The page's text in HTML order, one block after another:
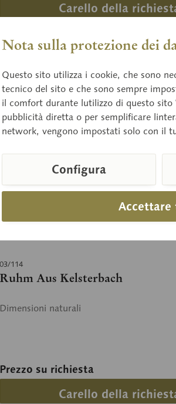
Carello della
03/114
Ruhm Aus Kelsterbach
Dimensioni naturali
Prezzo su richiesta
Carello della
Nota sulla protezione dei
Questo sito utilizza i cookie, che sono
tecnico del sito e che sono sempre
il comfort durante lutilizzo di questo
pubblicità diretta o per semplificare
network, vengono impostati solo con il
Configura